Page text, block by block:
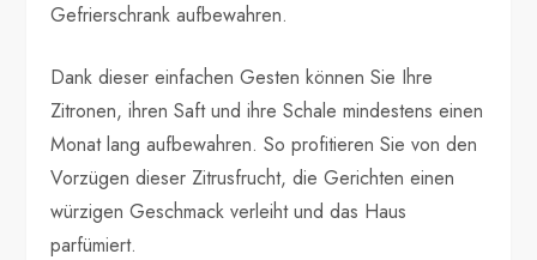
Gefrierschrank aufbewahren.
Dank dieser einfachen Gesten können Sie Ihre
Zitronen, ihren Saft und ihre Schale mindestens einen
Monat lang aufbewahren. So profitieren Sie von den
Vorzügen dieser Zitrusfrucht, die Gerichten einen
würzigen Geschmack verleiht und das Haus
parfümiert.